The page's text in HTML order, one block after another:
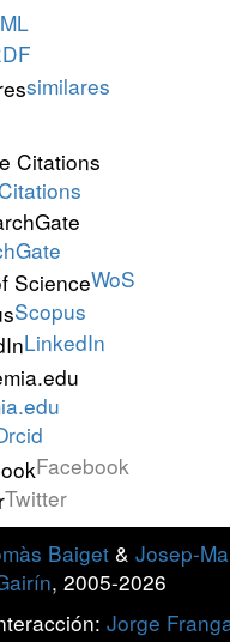
similares
WoS
Scopus
LinkedIn
Facebook
Twitter
Baiget & Josep-
, 2005-2026
Jorge